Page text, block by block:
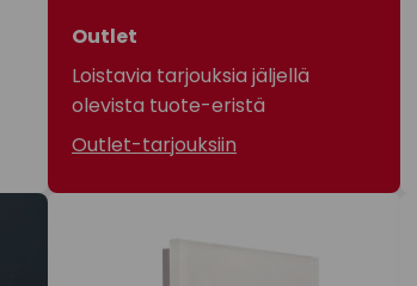
Outlet
Loistavia tarjouksia jäljellä
olevista tuote-eristä
Outlet-tarjouksiin